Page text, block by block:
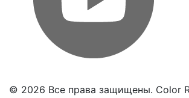
© 2026 Все права защищены. Color